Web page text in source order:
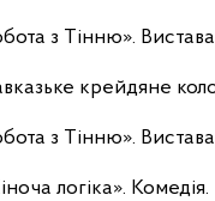
з Тінню».
крейдяне
з Тінню».
логіка». Комедія.